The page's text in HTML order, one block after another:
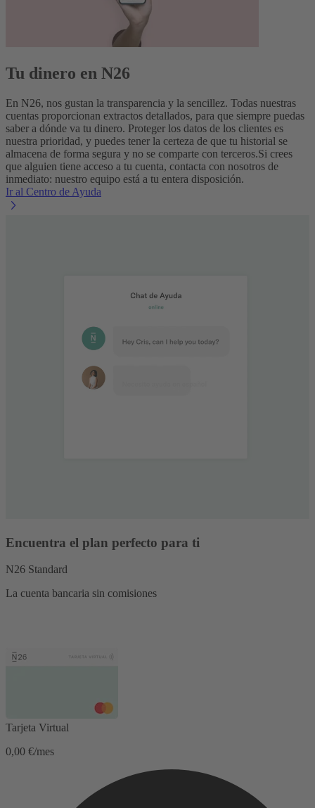
Tu dinero en N26
En N26, nos gustan la transparencia y la sencillez. Todas nuestras
cuentas proporcionan extractos detallados, para que siempre puedas
saber a dónde va tu dinero. Proteger los datos de los clientes es
nuestra prioridad, y puedes tener la certeza de que tu historial se
almacena de forma segura y no se comparte con terceros.Si crees
que alguien tiene acceso a tu cuenta, contacta con nosotros de
inmediato: nuestro equipo está a tu entera disposición.
Ir al Centro de Ayuda
Encuentra el plan perfecto para ti
N26 Standard
La cuenta bancaria sin comisiones
Tarjeta Virtual
0,00 €/mes